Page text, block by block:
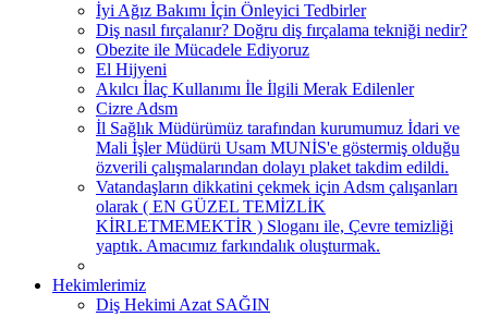
İyi Ağız Bakımı İçin Önleyici Tedbirler
Diş nasıl fırçalanır? Doğru diş fırçalama tekniği nedir?
Obezite ile Mücadele Ediyoruz
El Hijyeni
Akılcı İlaç Kullanımı İle İlgili Merak Edilenler
Cizre Adsm
İl Sağlık Müdürümüz tarafından kurumumuz İdari ve
Mali İşler Müdürü Usam MUNİS'e göstermiş olduğu
özverili çalışmalarından dolayı plaket takdim edildi.
Vatandaşların dikkatini çekmek için Adsm çalışanları
olarak ( EN GÜZEL TEMİZLİK
KİRLETMEMEKTİR ) Sloganı ile, Çevre temizliği
yaptık. Amacımız farkındalık oluşturmak.
Hekimlerimiz
Diş Hekimi Azat SAĞIN